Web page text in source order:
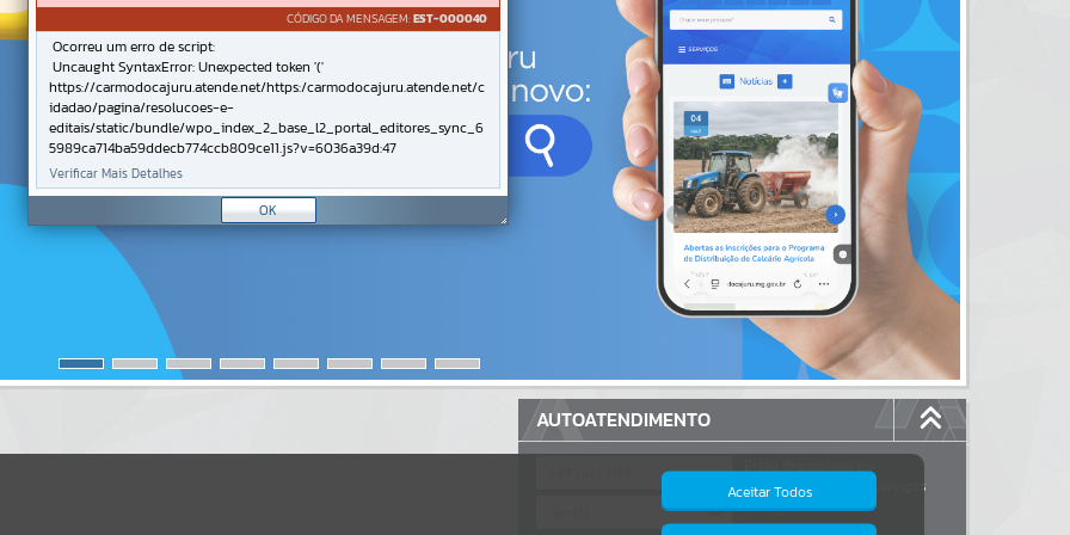
AUTOATENDIMENTO
Estão disponíveis no
autoatendimento
serviços
dos quais...
Aceitar Todos
CÓDIGO DA MENSAGEM:EST-000040
Ocorreu um erro de script:
Uncaught SyntaxError: Unexpected token '('
https://carmodocajuru.atende.net/https:/carmodocajuru.atende.net/c
idadao/pagina/resolucoes-e-
editais/static/bundle/wpo_index_2_base_l2_portal_editores_sync_6
5989ca714ba59ddecb774ccb809ce11.js?v=6036a39d:47
Verificar Mais Detalhes
OK